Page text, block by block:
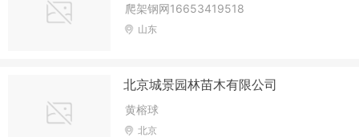
爬架钢网16653419518
山东
北京城景园林苗木有限公司
黄榕球
北京